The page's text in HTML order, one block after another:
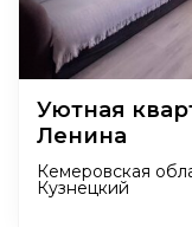
Уютная
Ленина
Кемеровская
Кузнецкий